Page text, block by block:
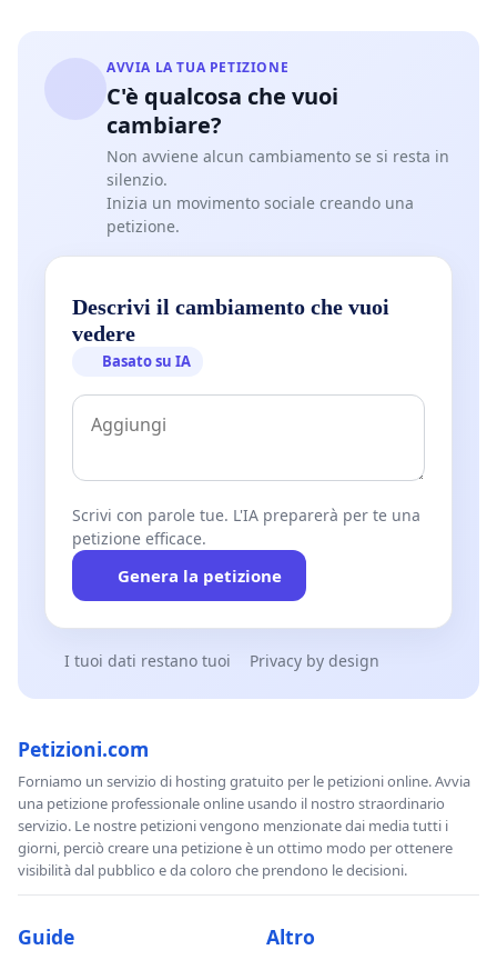
AVVIA LA TUA PETIZIONE
C'è qualcosa che vuoi
cambiare?
Non avviene alcun cambiamento se si resta in
silenzio.
Inizia un movimento sociale creando una
petizione.
Descrivi il cambiamento che vuoi
vedere
Basato su IA
Scrivi con parole tue. L'IA preparerà per te una
petizione efficace.
Genera la petizione
I tuoi dati restano tuoi Privacy by design
Petizioni.com
Forniamo un servizio di hosting gratuito per le petizioni online. Avvia
una petizione professionale online usando il nostro straordinario
servizio. Le nostre petizioni vengono menzionate dai media tutti i
giorni, perciò creare una petizione è un ottimo modo per ottenere
visibilità dal pubblico e da coloro che prendono le decisioni.
Guide Altro